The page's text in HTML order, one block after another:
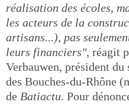
réalisation des écoles,
les acteurs de la
artisans...), pas
leurs financiers", réagit
Verbauwen, président
des Bouches-du-Rhône
de Batiactu. Pour